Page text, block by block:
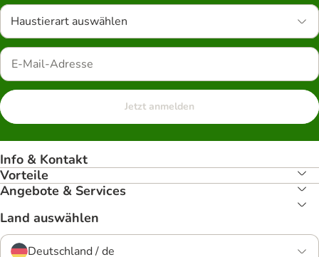
Haustierart auswählen
Jetzt anmelden
Info & Kontakt
Vorteile
Angebote & Services
Land auswählen
Deutschland / de